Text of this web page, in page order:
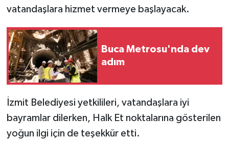
vatandaşlara hizmet vermeye başlayacak.
Buca Metrosu'nda dev
adım
İzmit Belediyesi yetkilileri, vatandaşlara iyi
bayramlar dilerken, Halk Et noktalarına gösterilen
yoğun ilgi için de teşekkür etti.